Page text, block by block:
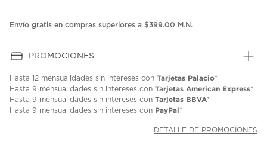
en
Envío gratis en compras superiores a $399.00 M.N.
PROMOCIONES
Hasta 12 mensualidades sin intereses con Tarjetas Palacio*
Hasta 9 mensualidades sin intereses con Tarjetas American Express*
Hasta 9 mensualidades sin intereses con Tarjetas BBVA*
Hasta 9 mensualidades sin intereses con PayPal*
DETALLE DE PROMOCIONES